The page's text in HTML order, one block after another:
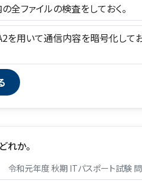
全ファイルの検査をしておく。
を用いて通信内容を暗号化して
れか。
令和元年度 秋期 ITパスポート試験